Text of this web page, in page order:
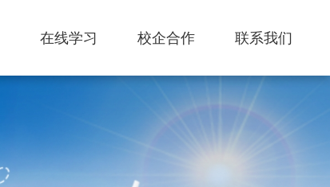
在线学习 校企合作 联系我们